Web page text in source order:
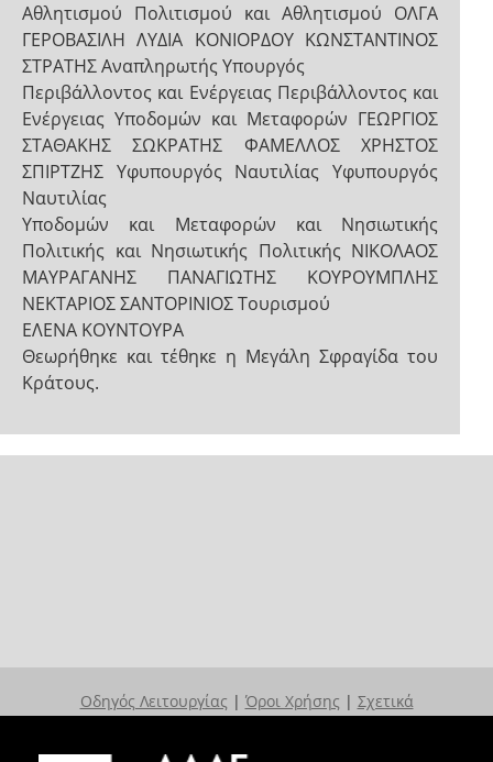
Αθλητισμού Πολιτισμού και Αθλητισμού ΟΛΓΑ
ΓΕΡΟΒΑΣΙΛΗ ΛΥΔΙΑ ΚΟΝΙΟΡΔΟΥ ΚΩΝΣΤΑΝΤΙΝΟΣ
ΣΤΡΑΤΗΣ Αναπληρωτής Υπουργός
Περιβάλλοντος και Ενέργειας Περιβάλλοντος και
Ενέργειας Υποδομών και Μεταφορών ΓΕΩΡΓΙΟΣ
ΣΤΑΘΑΚΗΣ ΣΩΚΡΑΤΗΣ ΦΑΜΕΛΛΟΣ ΧΡΗΣΤΟΣ
ΣΠΙΡΤΖΗΣ Υφυπουργός Ναυτιλίας Υφυπουργός
Ναυτιλίας
Υποδομών και Μεταφορών και Νησιωτικής
Πολιτικής και Νησιωτικής Πολιτικής ΝΙΚΟΛΑΟΣ
ΜΑΥΡΑΓΑΝΗΣ ΠΑΝΑΓΙΩΤΗΣ ΚΟΥΡΟΥΜΠΛΗΣ
ΝΕΚΤΑΡΙΟΣ ΣΑΝΤΟΡΙΝΙΟΣ Τουρισμού
ΕΛΕΝΑ ΚΟΥΝΤΟΥΡΑ
Θεωρήθηκε και τέθηκε η Μεγάλη Σφραγίδα του
Κράτους.
Οδηγός Λειτουργίας | Όροι Χρήσης | Σχετικά